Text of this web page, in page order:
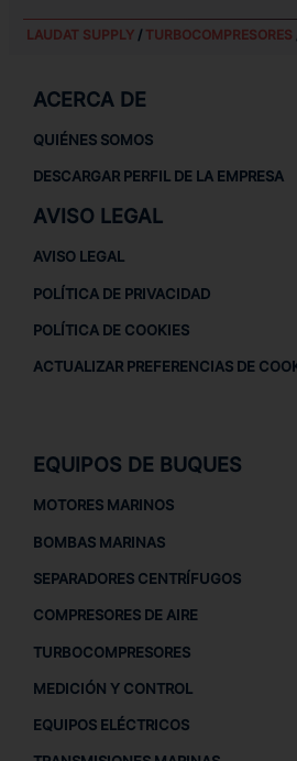
LAUDAT SUPPLY/ TURBOCOMPRESORES
ACERCA DE
QUIÉNES SOMOS
DESCARGAR PERFIL DE LA EMPRESA
AVISO LEGAL
AVISO LEGAL
POLÍTICA DE PRIVACIDAD
POLÍTICA DE COOKIES
ACTUALIZAR PREFERENCIAS DE
EQUIPOS DE BUQUES
MOTORES MARINOS
BOMBAS MARINAS
SEPARADORES CENTRÍFUGOS
COMPRESORES DE AIRE
TURBOCOMPRESORES
MEDICIÓN Y CONTROL
EQUIPOS ELÉCTRICOS